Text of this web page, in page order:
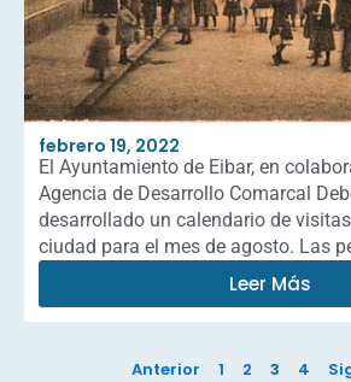
febrero 19, 2022
El Ayuntamiento de Eibar, en
Agencia de Desarrollo Comarcal
desarrollado un calendario de
ciudad para el mes de agosto. Las
Leer Más
Anterior 1 2 3 4